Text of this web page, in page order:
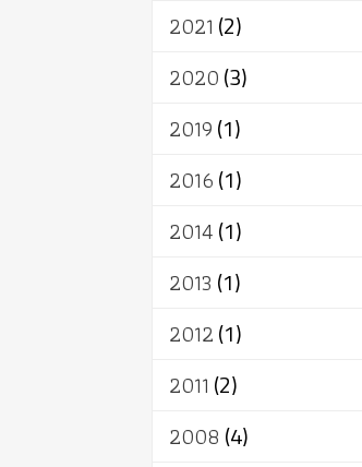
วัฒนธรรม
2021 (2)
2020(3)
2019(1)
2016(1)
2014(1)
2013 (1)
2012(1)
2011 (2)
2008 (4)